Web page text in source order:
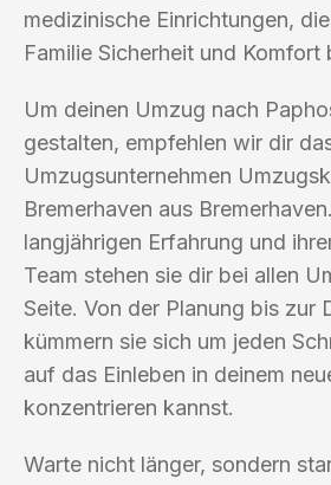
medizinische Einrichtungen,
Familie Sicherheit und Komfort
Um deinen Umzug nach
gestalten, empfehlen wir dir
Umzugsunternehmen
Bremerhaven aus
langjährigen Erfahrung und
Team stehen sie dir bei allen
Seite. Von der Planung bis zur
kümmern sie sich um jeden
auf das Einleben in deinem
konzentrieren kannst.
Warte nicht länger, sondern